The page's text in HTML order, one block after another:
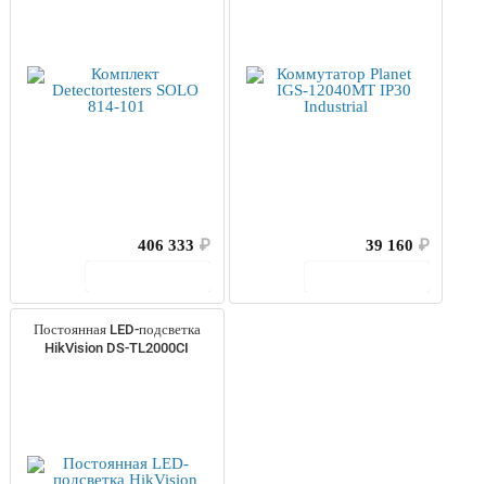
406 333 ₽
39 160 ₽
Постоянная LED-подсветка
HikVision DS-TL2000CI